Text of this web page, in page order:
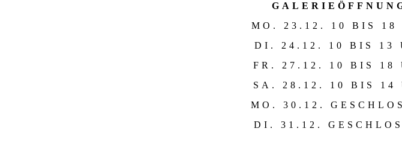
MO. 23.12. 10 BIS 18
DI. 24.12. 10 BIS 13
FR. 27.12. 10 BIS 18
SA. 28.12. 10 BIS 14
MO. 30.12.
DI. 31.12.